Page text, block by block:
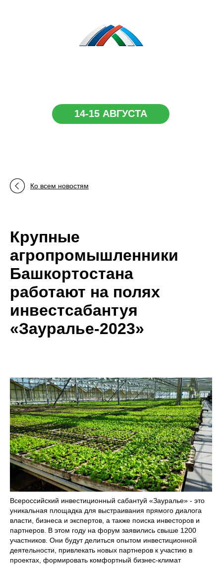
14-15 АВГУСТА
Ко всем новостям
Крупные
агропромышленники
Башкортостана
работают на полях
инвестсабантуя
«Зауралье-2023»
Всероссийский инвестиционный сабантуй «Зауралье» - это
уникальная площадка для выстраивания прямого диалога
власти, бизнеса и экспертов, а также поиска инвесторов и
партнеров. В этом году на форум заявились свыше 1200
участников. Они будут делиться опытом инвестиционной
деятельности, привлекать новых партнеров к участию в
проектах, формировать комфортный бизнес-климат